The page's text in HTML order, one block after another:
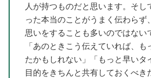
人が持つものだと思います。そし
った本当のことがうまく伝わらず
思いをすることも多いのではない
「あのときこう伝えていれば、も
たかもしれない」「もっと早いタ
目的をきちんと共有しておくべき